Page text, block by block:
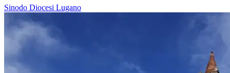
Sinodo Diocesi Lugano